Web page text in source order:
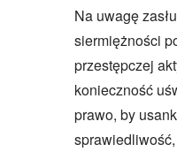
Na uwagę
siermiężności
przestępczej
konieczność
prawo, by